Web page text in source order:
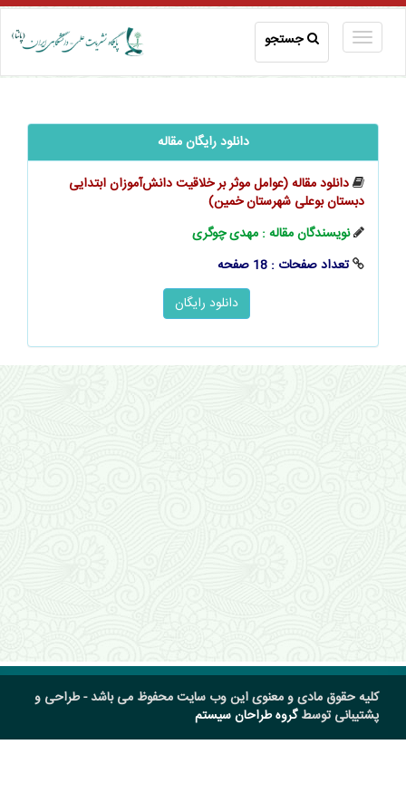
جستجو
دانلود رایگان مقاله
دانلود مقاله (عوامل موثر بر خلاقیت دانش‌آموزان ابتدایی
دبستان بوعلی شهرستان خمین)
نویسندگان مقاله : مهدی چوگری
تعداد صفحات : 18 صفحه
کلیه حقوق مادی و معنوی این وب سایت محفوظ می باشد - طراحی و
پشتیبانی توسطگروه طراحان سیستم